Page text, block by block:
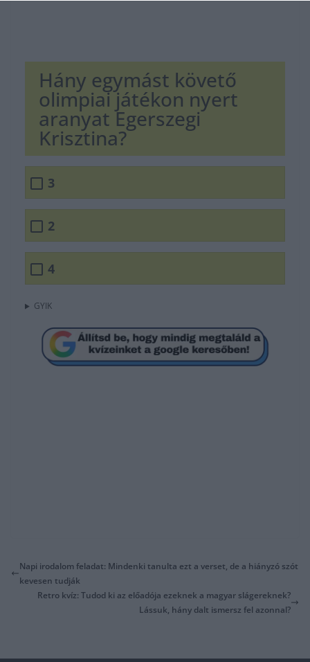
Hány egymást követő
olimpiai játékon nyert
aranyat Egerszegi
Krisztina?
3
2
4
GYIK
Napi irodalom feladat: Mindenki tanulta ezt a verset, de a hiányzó szót
kevesen tudják
Retro kvíz: Tudod ki az előadója ezeknek a magyar slágereknek?
Lássuk, hány dalt ismersz fel azonnal?